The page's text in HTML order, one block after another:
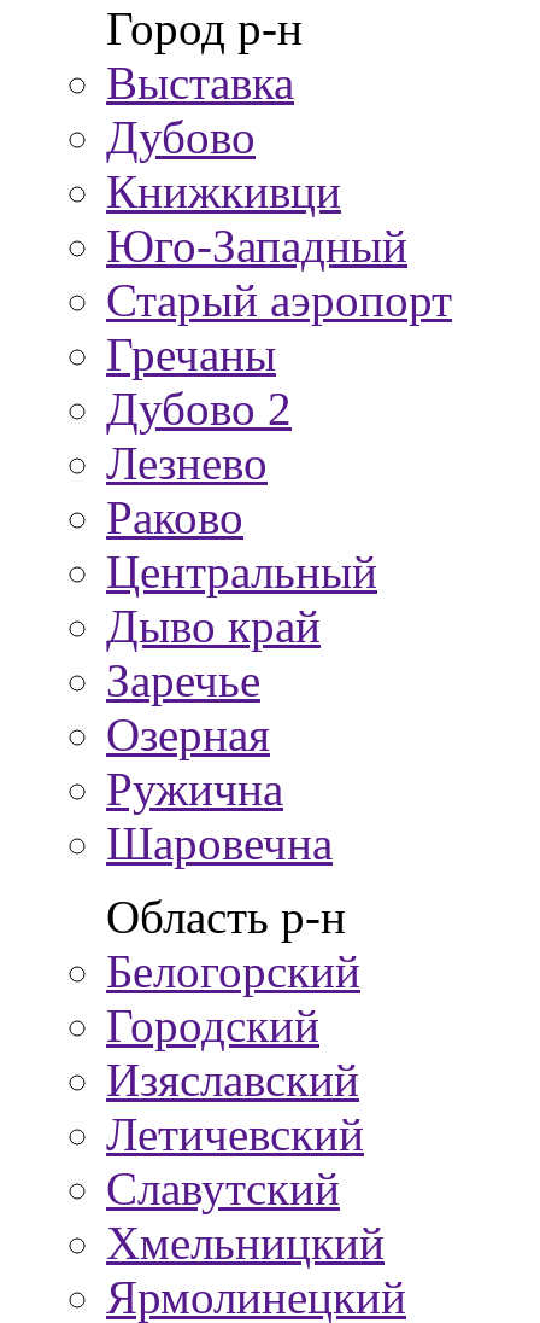
Город р-н
Выставка
Дубово
Книжкивци
Юго-Западный
Старый аэропорт
Гречаны
Дубово 2
Лезнево
Раково
Центральный
Дыво край
Заречье
Озерная
Ружична
Шаровечна
Область р-н
Белогорский
Городский
Изяславский
Летичевский
Славутский
Хмельницкий
Ярмолинецкий